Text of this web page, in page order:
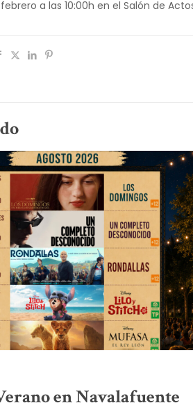
a las 10:00h en el Salón de
en Navalafuente